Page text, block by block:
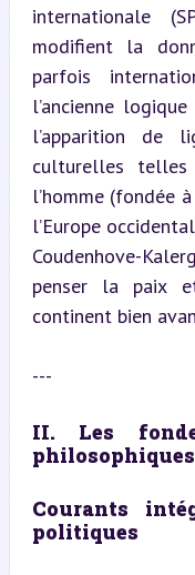
internationale
modifient la
parfois
l’ancienne
l’apparition de
culturelles
l’homme (fondée
l’Europe
Coudenhove-
penser la paix
continent bien
---
II. Les
philosophiques
Courants
politiques